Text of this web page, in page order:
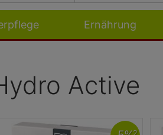
Ernährung
Active
2